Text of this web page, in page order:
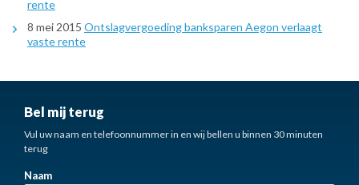
rente
8 mei 2015 Ontslagvergoeding banksparen Aegon verlaagt
vaste rente
Bel mij terug
Vul uw naam en telefoonnummer in en wij bellen u binnen 30 minuten
terug
Naam